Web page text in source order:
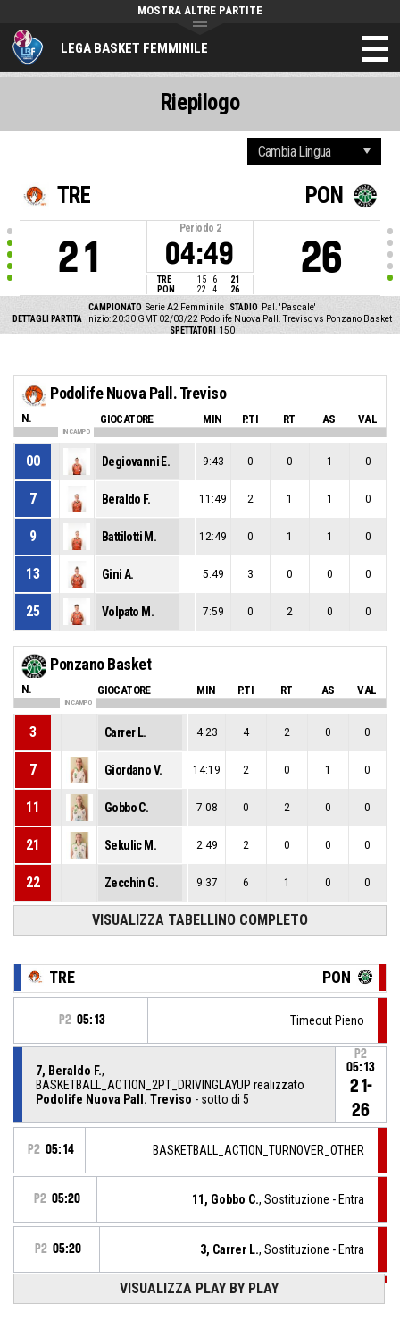
LEGA BASKET FEMMINILE
MOSTRA ALTRE PARTITE
TRE
21
Periodo 2
04:49
TRE 15 6
21
PON
22 4 26
PON
26
CAMPIONATO Serie A2 Femminile STADIO Pal. 'Pascale'
DETTAGLI PARTITA
Inizio: 20:30 GMT 02/03/22 Podolife Nuova Pall. Treviso vs Ponzano Basket
SPETTATORI
150
Riepilogo
Podolife Nuova Pall. Treviso
N. GIOCATORE MIN P.TI RT AS VAL
IN CAMPO
00 Degiovanni E. 9:43 0 0 1 0
7 Beraldo F. 11:49 2 1 1 0
9 Battilotti M. 12:49 0 1 1 0
13 Gini A. 5:49 3 0 0 0
25 Volpato M. 7:59 0 2 0 0
Ponzano Basket
N. GIOCATORE MIN P.TI RT AS VAL
IN CAMPO
3 Carrer L. 4:23 4 2 0 0
7 Giordano V. 14:19 2 0 1 0
11 Gobbo C. 7:08 0 2 0 0
21 Sekulic M. 2:49 2 0 0 0
22 Zecchin G. 9:37 6 1 0 0
VISUALIZZA TABELLINO COMPLETO
TRE PON
P2 05:13 Timeout Pieno
7, Beraldo F.,
BASKETBALL_ACTION_2PT_DRIVINGLAYUP realizzato
Podolife Nuova Pall. Treviso - sotto di 5
P2
05:13
21-
26
P2 05:14 BASKETBALL_ACTION_TURNOVER_OTHER
P2 05:20 11, Gobbo C., Sostituzione - Entra
P2 05:20 3, Carrer L., Sostituzione - Entra
VISUALIZZA PLAY BY PLAY